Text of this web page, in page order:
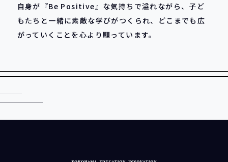
自身が『Be Positive』な気持ちで溢れながら、子ど
もたちと一緒に素敵な学びがつくられ、どこまでも広
がっていくことを心より願っています。